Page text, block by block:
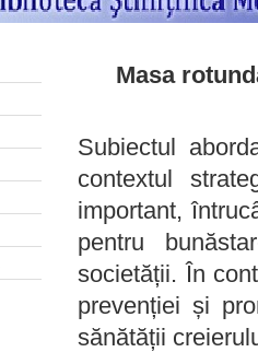
Masa
Subiectul
contextul
important,
pentru
societății. În
prevenției și
sănătății